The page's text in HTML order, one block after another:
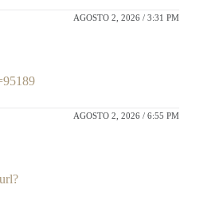
AGOSTO 2, 2026 / 3:31 PM
AGOSTO 2, 2026 / 6:55 PM